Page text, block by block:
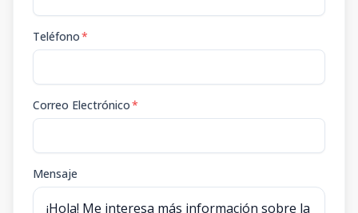
Teléfono*
Correo Electrónico*
Mensaje